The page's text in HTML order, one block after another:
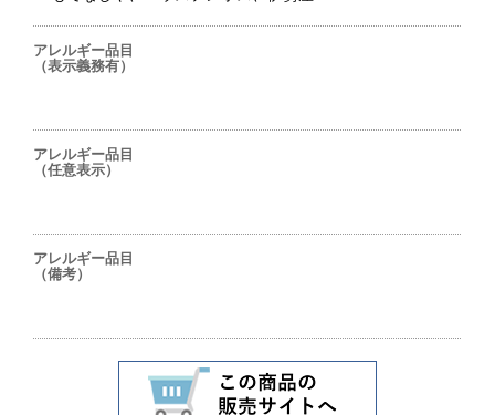
アレルギー品目
（表示義務有）
アレルギー品目
（任意表示）
アレルギー品目
（備考）